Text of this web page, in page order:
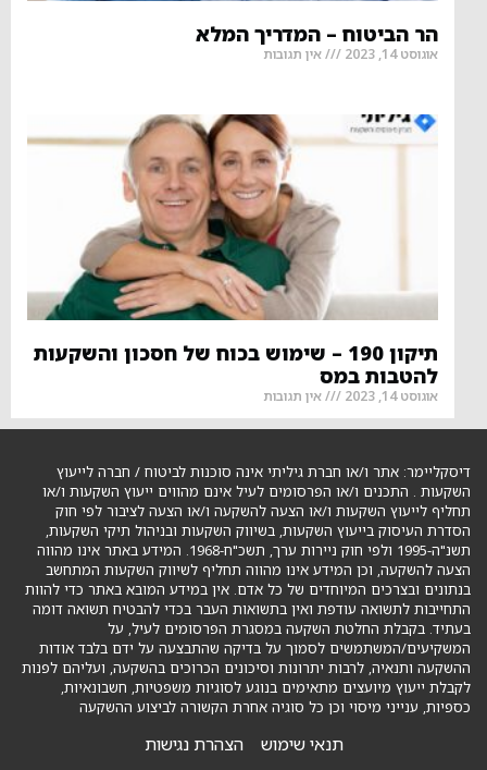
הר הביטוח – המדריך המלא
אוגוסט 14, 2023 אין תגובות
תיקון 190 – שימוש בכוח של חסכון והשקעות
להטבות במס
אוגוסט 14, 2023 אין תגובות
דיסקליימר: אתר ו/או חברת גיליתי אינה סוכנות לביטוח / חברה לייעוץ
השקעות . התכנים ו/או הפרסומים לעיל אינם מהווים ייעוץ השקעות ו/או
תחליף לייעוץ השקעות ו/או הצעה להשקעה ו/או הצעה לציבור לפי חוק
הסדרת העיסוק בייעוץ השקעות, בשיווק השקעות ובניהול תיקי השקעות,
תשנ"ה-1995 ולפי חוק ניירות ערך, תשכ"ח-1968. המידע באתר אינו מהווה
הצעה להשקעה, וכן המידע אינו מהווה תחליף לשיווק השקעות המתחשב
בנתונים ובצרכים המיוחדים של כל אדם. אין במידע המובא באתר כדי להוות
התחייבות לתשואה עודפת ואין בתשואות העבר בכדי להבטיח תשואה דומה
בעתיד. בקבלת החלטת השקעה במסגרת הפרסומים לעיל, על
המשקיעים/המשתמשים לסמוך על בדיקה שהתבצעה על ידם בלבד אודות
ההשקעה ותנאיה, לרבות יתרונות וסיכונים הכרוכים בהשקעה, ועליהם לפנות
לקבלת ייעוץ מיועצים מתאימים בנוגע לסוגיות משפטיות, חשבונאיות,
כספיות, ענייני מיסוי וכן כל סוגיה אחרת הקשורה לביצוע ההשקעה
תנאי שימוש הצהרת נגישות